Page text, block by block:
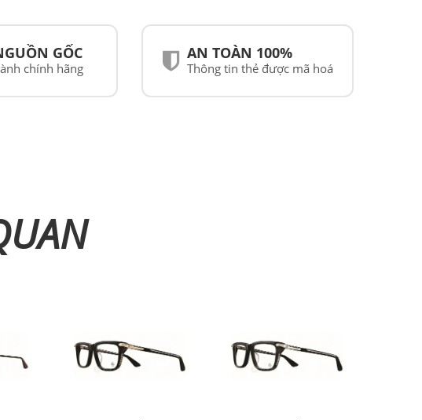
GỐC
chính hãng
AN TOÀN 100%
Thông tin thẻ được mã hoá